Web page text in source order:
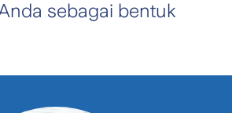
sebagai bentuk